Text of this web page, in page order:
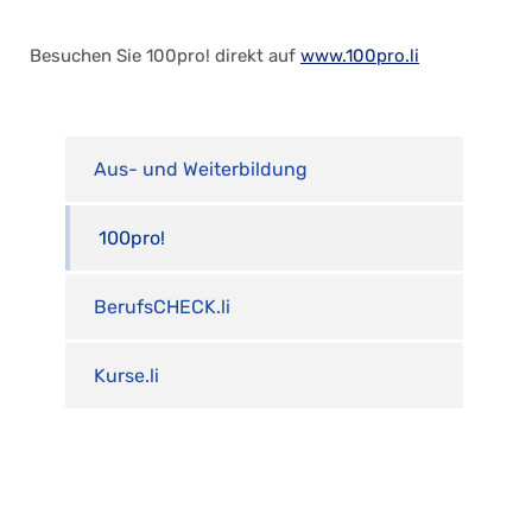
Besuchen Sie 100pro! direkt auf www.100pro.li
Aus- und Weiterbildung
100pro!
BerufsCHECK.li
Kurse.li